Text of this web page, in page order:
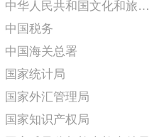
中华人民共和国文化和旅游部
中国税务
中国海关总署
国家统计局
国家外汇管理局
国家知识产权局